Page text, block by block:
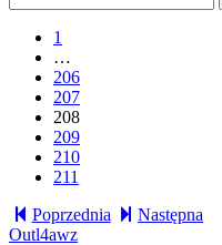
1
…
206
207
208
209
210
211
Poprzednia
Następna
Outl4awz